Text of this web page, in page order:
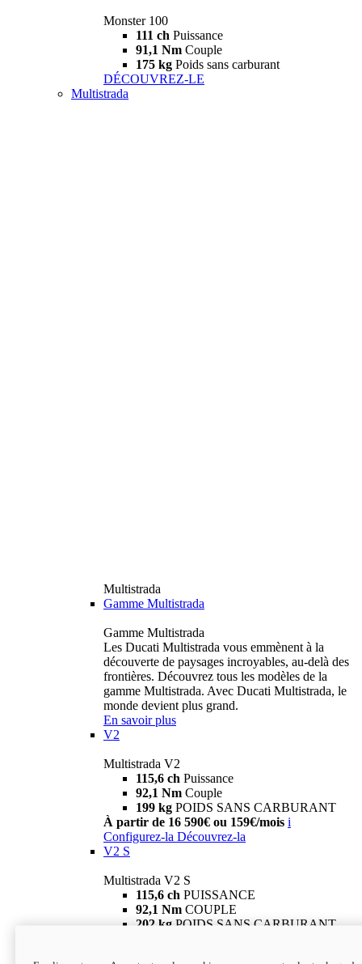
Monster 100
111 ch Puissance
91,1 Nm Couple
175 kg Poids sans carburant
DÉCOUVREZ-LE
Multistrada
Multistrada
Gamme Multistrada
Gamme Multistrada
Les Ducati Multistrada vous emmènent à la
découverte de paysages incroyables, au-delà des
frontières. Découvrez tous les modèles de la
gamme Multistrada. Avec Ducati Multistrada, le
monde devient plus grand.
En savoir plus
V2
Multistrada V2
115,6 ch Puissance
92,1 Nm Couple
199 kg POIDS SANS CARBURANT
À partir de 16 590€ ou 159€/mois i
Configurez-la Découvrez-la
V2 S
Multistrada V2 S
115,6 ch PUISSANCE
92,1 Nm COUPLE
202 kg POIDS SANS CARBURANT